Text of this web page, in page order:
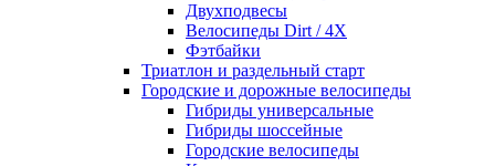
Двухподвесы
Велосипеды Dirt / 4X
Фэтбайки
Триатлон и раздельный старт
Городские и дорожные велосипеды
Гибриды универсальные
Гибриды шоссейные
Городские велосипеды